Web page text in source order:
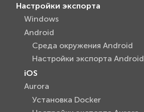
Настройки экспорта
Windows
Android
Среда окружения Android
Настройки экспорта Android
iOS
Aurora
Установка Docker